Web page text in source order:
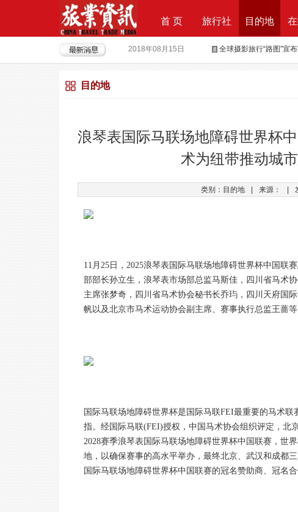
首 页 旅行社 目的地
2018年08月15日 全球摄影旅行“路图”宣
2017年09月29日 Produktvermarktung
旅行社大佬对“营改增”
目的地
浪琴表国际马联场地障碍世界杯
术为纽带推动城
类别：目的地 来源：
11月25日，2025浪琴表国际马联场地障碍世界杯中国联
部部长孙立生，浪琴表市场部总监马斯佳，四川省马术
主席张梦奇，四川省马术协会秘书长乔玙，四川天府国
帆以及北京市马术运动协会副主席、赛事执行总监王蔷等
国际马联场地障碍世界杯是国际马联FEI最重要的马术
指。经国际马联(FEI)授权，中国马术协会组织评定，北
2028赛季浪琴表国际马联场地障碍世界杯中国联赛，世
地，以确保赛事的高水平举办，最终北京、武汉和成都
国际马联场地障碍世界杯中国联赛的冠名赞助商、冠名